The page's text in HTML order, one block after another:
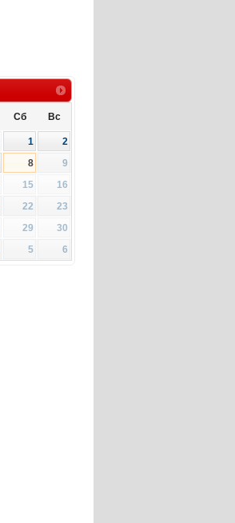
Сб Вс
1
2
8
9
15
16
22
23
29
30
5 6